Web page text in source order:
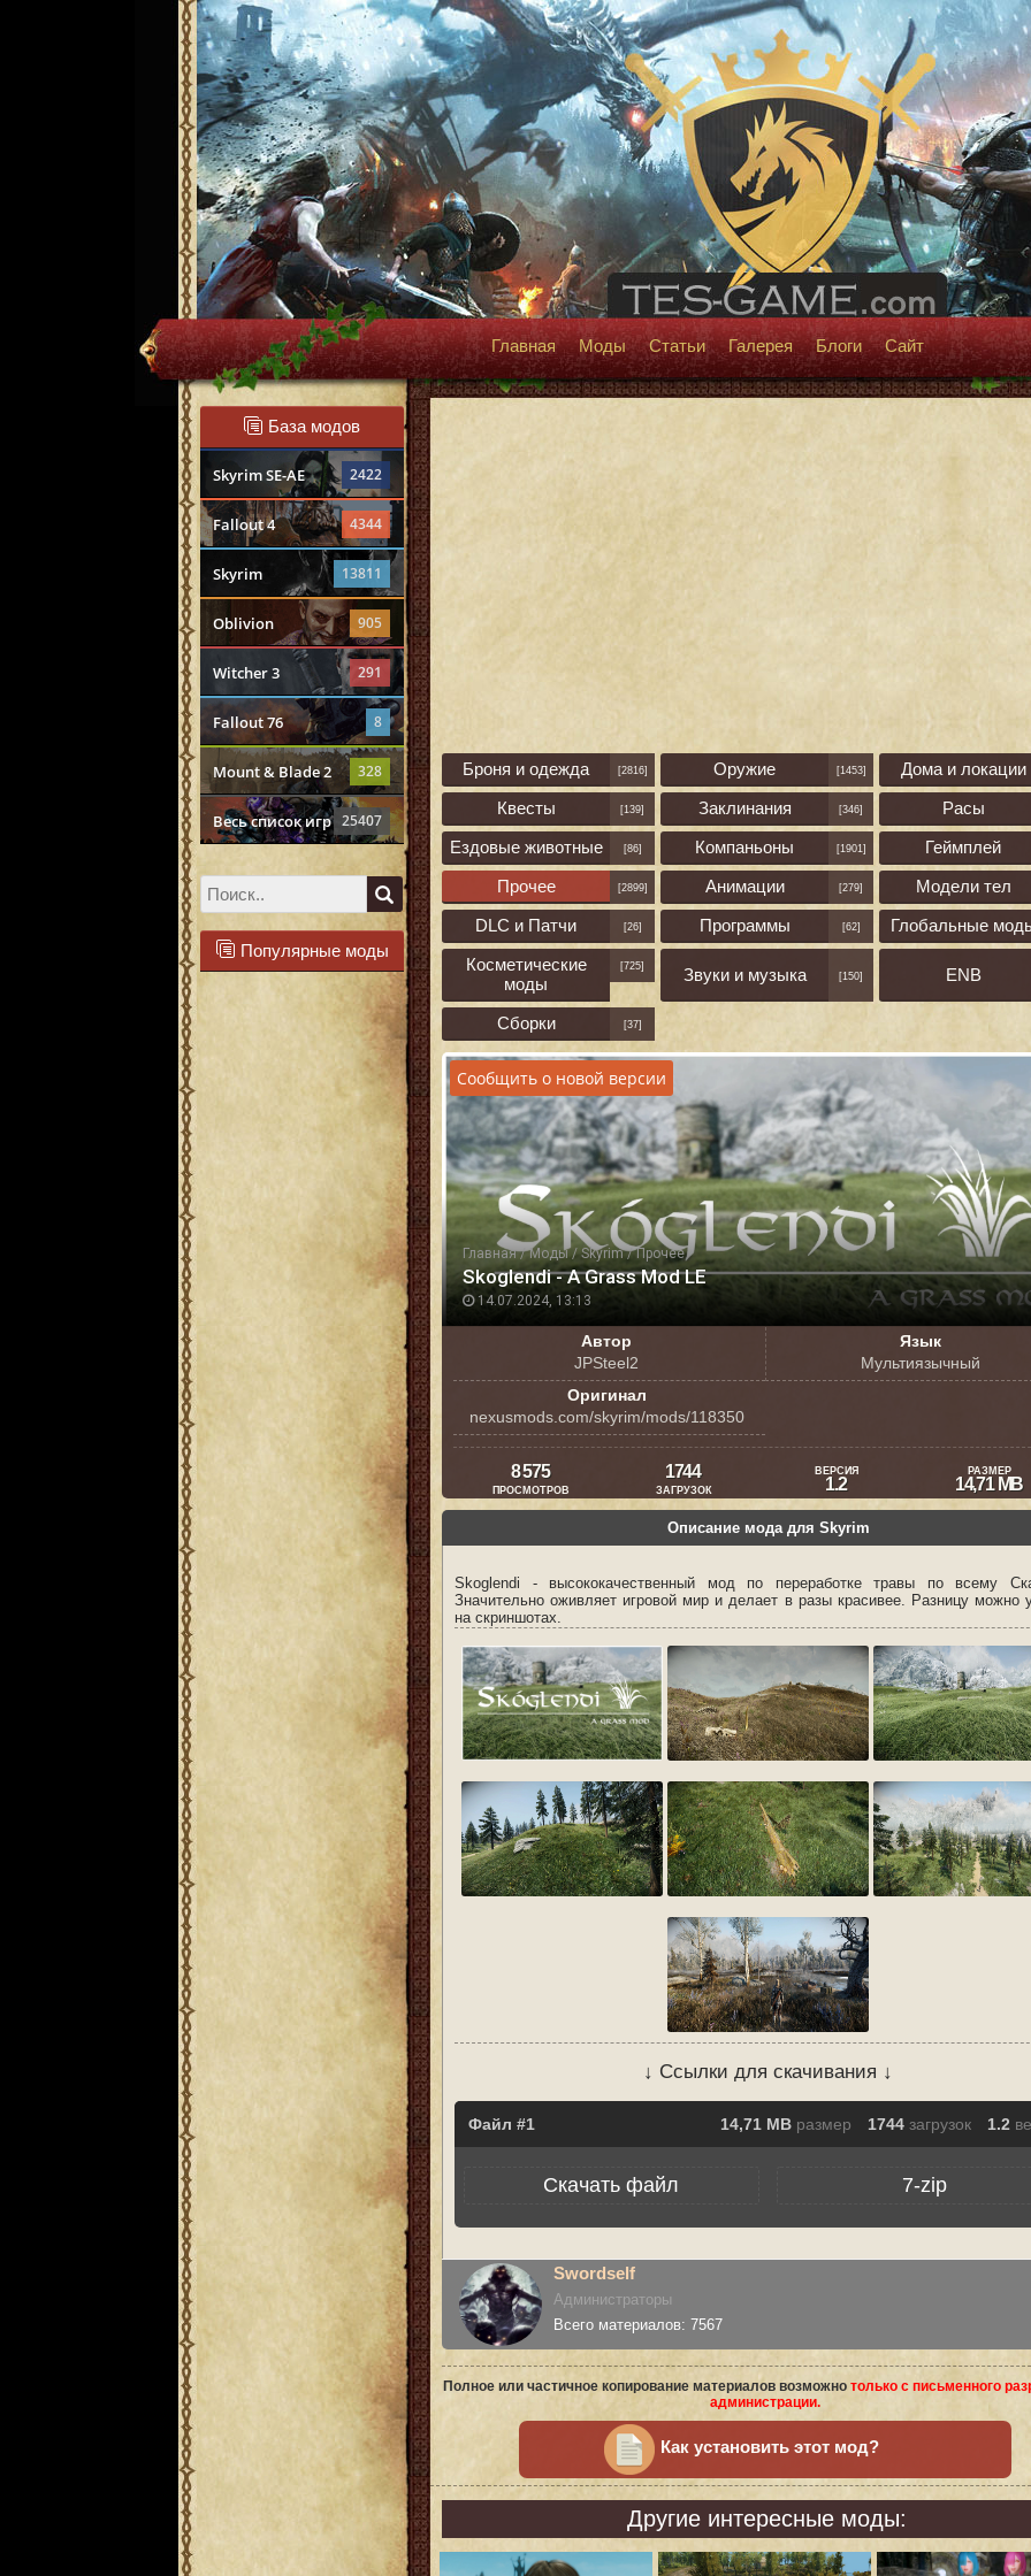
Главная Моды Статьи Галерея Блоги Сайт
База модов
Skyrim SE-AE 2422
Fallout 4 4344
Skyrim 13811
Oblivion 905
Witcher 3 291
Fallout 76 8
Mount & Blade 2 328
Весь список игр 25407
Популярные моды
Броня и одежда [2816] Оружие [1453]
Дома и локации
Квесты
[139] Заклинания [346]
Расы
Ездовые животные
[86] Компаньоны [1901]
Геймплей
Прочее
[2899] Анимации [279]
Модели тел
DLC и Патчи
[26] Программы [62]
Глобальные
Косметические
моды
[725] Звуки и музыка [150] ENB
Сборки [37]
Главная/Моды/Skyrim/Прочее
14.07.2024, 13:13
Skoglendi - A Grass Mod LE
Сообщить о новой версии
Автор
JPSteel2
Язык
Мультиязычный
Оригинал
nexusmods.com/skyrim/mods/118350
8 575
ПРОСМОТРОВ
1744
ЗАГРУЗОК
ВЕРСИЯ
1.2
РАЗМЕР
14,71 MB
Описание мода для Skyrim
Skoglendi - высококачественный мод по переработке травы по всему
Значительно оживляет игровой мир и делает в разы красивее. Разницу можно
на скриншотах.
↓ Ссылки для скачивания ↓
Файл 14,71 MB размер 1744 загрузок 1.2
Скачать файл 7-zip
Swordself
Администраторы
Всего материалов: 7567
Полное или частичное копирование материалов возможно только с письменного
администрации.
Как установить этот мод?
Другие интересные моды: